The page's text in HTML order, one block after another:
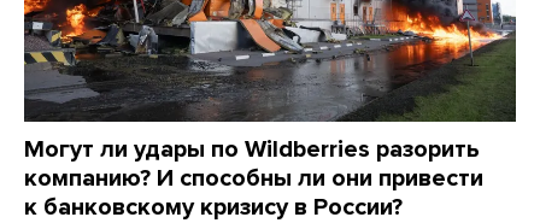
Могут ли удары по Wildberries разорить
компанию? И способны ли они привести
к банковскому кризису в России?